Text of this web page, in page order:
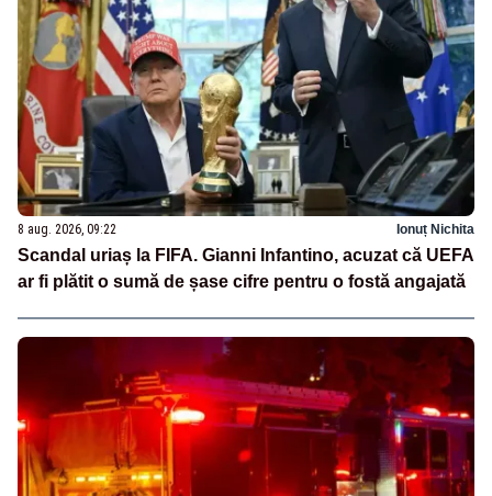
8 aug. 2026, 09:22 Ionuț Nichita
Scandal uriaș la FIFA. Gianni Infantino, acuzat că UEFA
ar fi plătit o sumă de șase cifre pentru o fostă angajată